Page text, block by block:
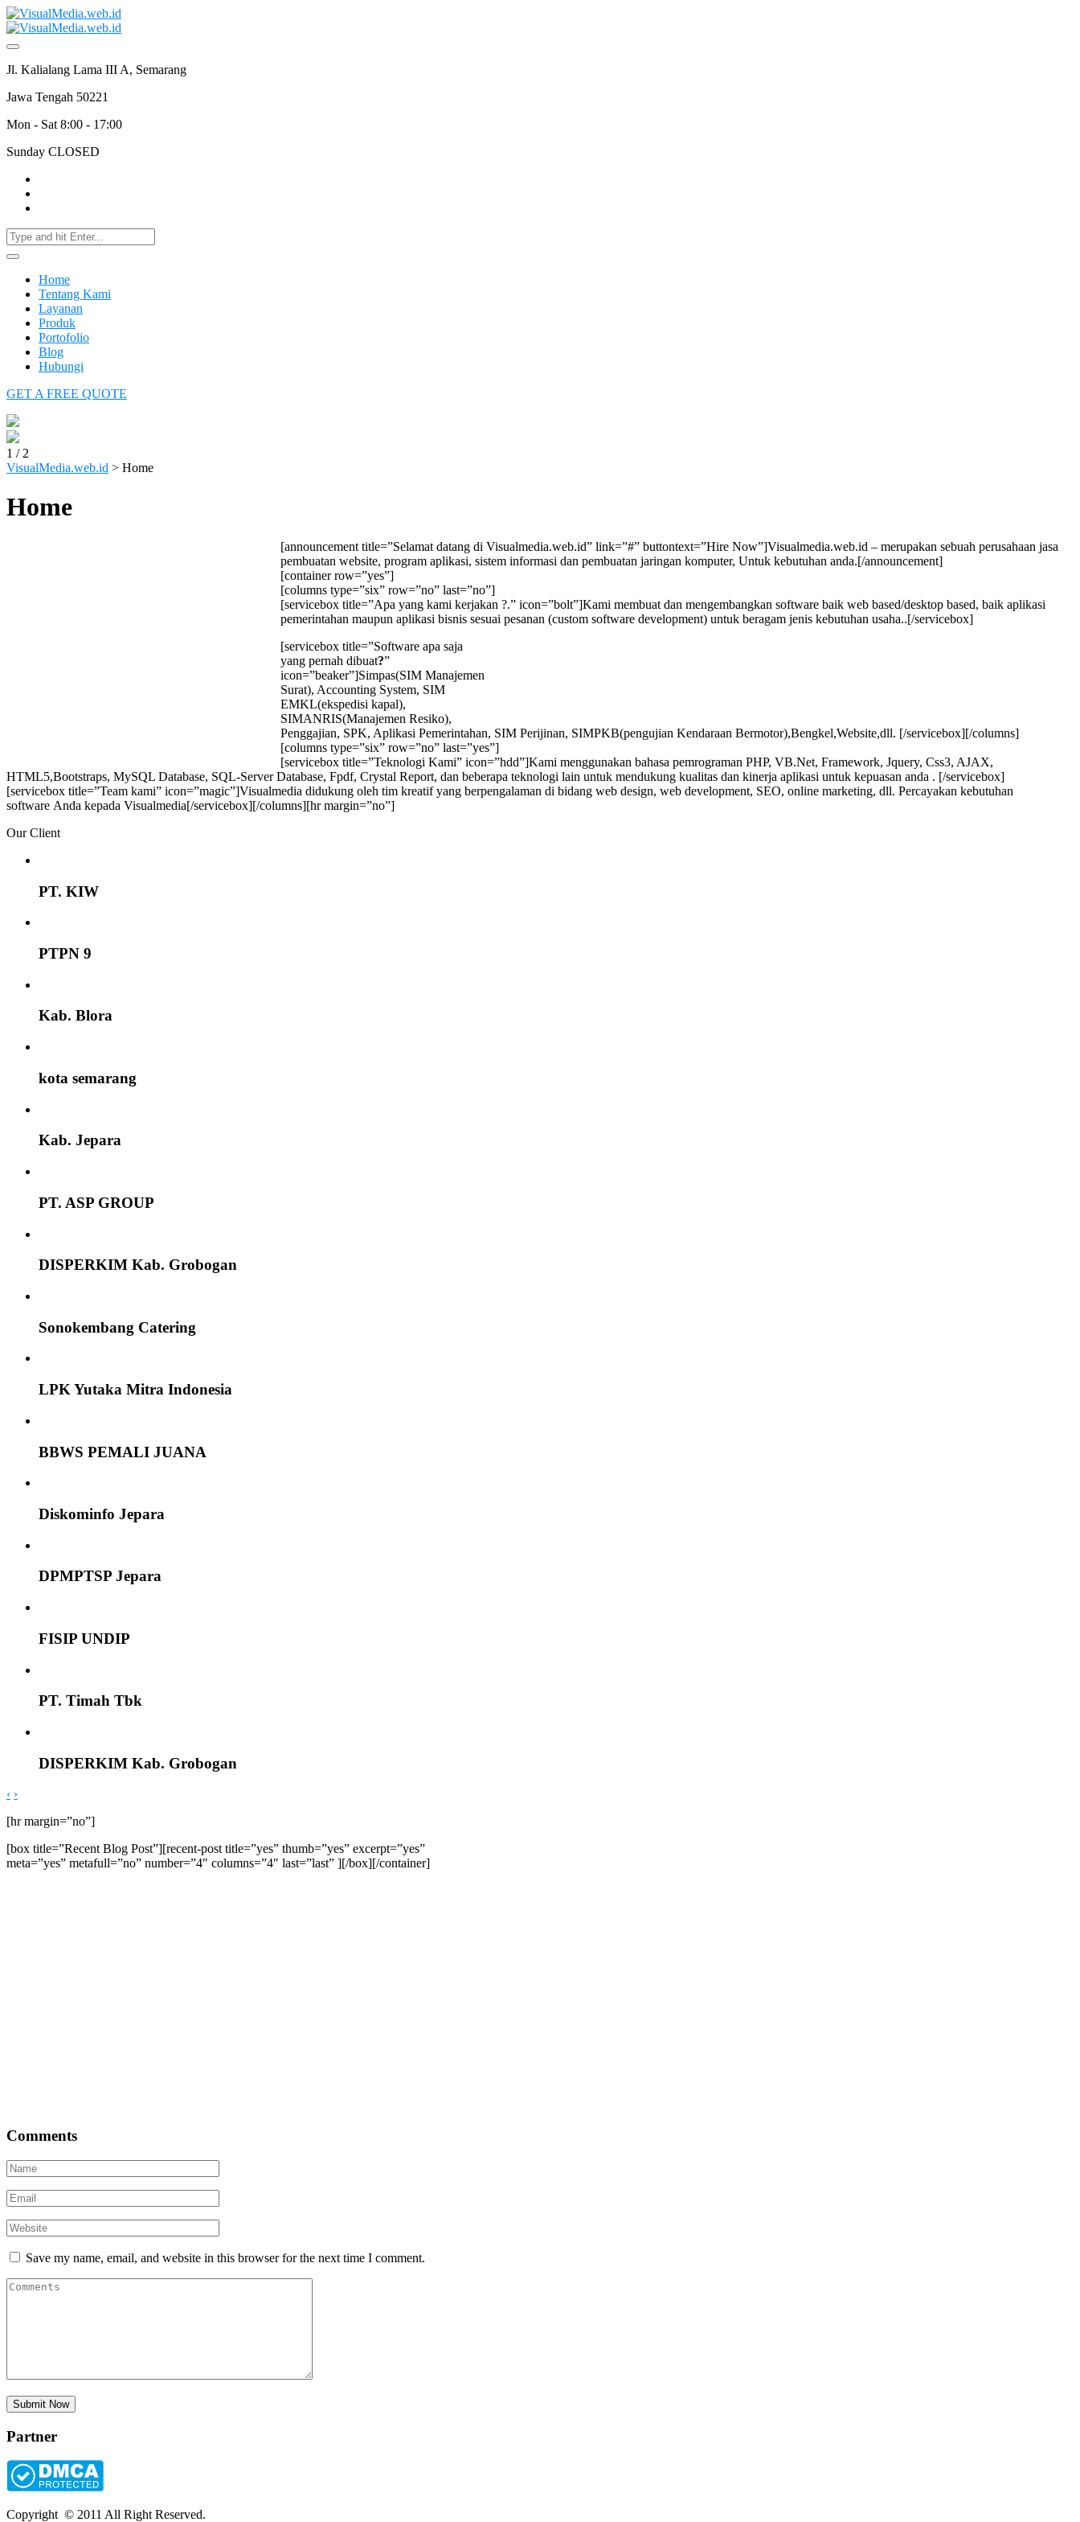
Jl. Kalialang Lama III A, Semarang
Jawa Tengah 50221
Mon - Sat 8:00 - 17:00
Sunday CLOSED
Home
Tentang Kami
Layanan
Produk
Portofolio
Blog
Hubungi
GET A FREE QUOTE
1 / 2
VisualMedia.web.id > Home
Home
[announcement title=”Selamat datang di Visualmedia.web.id” link=”#” buttontext=”Hire Now”]Visualmedia.web.id – merupakan sebuah perusahaan jasa
pembuatan website, program aplikasi, sistem informasi dan pembuatan jaringan komputer, Untuk kebutuhan anda.[/announcement]
[container row=”yes”]
[columns type=”six” row=”no” last=”no”]
[servicebox title=”Apa yang kami kerjakan ?.” icon=”bolt”]Kami membuat dan mengembangkan software baik web based/desktop based, baik aplikasi
pemerintahan maupun aplikasi bisnis sesuai pesanan (custom software development) untuk beragam jenis kebutuhan usaha..[/servicebox]
[servicebox title=”Software apa saja
yang pernah dibuat?”
icon=”beaker”]Simpas(SIM Manajemen
Surat), Accounting System, SIM
EMKL(ekspedisi kapal),
SIMANRIS(Manajemen Resiko),
Penggajian, SPK, Aplikasi Pemerintahan, SIM Perijinan, SIMPKB(pengujian Kendaraan Bermotor),Bengkel,Website,dll. [/servicebox][/columns]
[columns type=”six” row=”no” last=”yes”]
[servicebox title=”Teknologi Kami” icon=”hdd”]Kami menggunakan bahasa pemrograman PHP, VB.Net, Framework, Jquery, Css3, AJAX,
HTML5,Bootstraps, MySQL Database, SQL-Server Database, Fpdf, Crystal Report, dan beberapa teknologi lain untuk mendukung kualitas dan kinerja aplikasi untuk kepuasan anda . [/servicebox]
[servicebox title=”Team kami” icon=”magic”]Visualmedia didukung oleh tim kreatif yang berpengalaman di bidang web design, web development, SEO, online marketing, dll. Percayakan kebutuhan
software Anda kepada Visualmedia[/servicebox][/columns][hr margin=”no”]
Our Client
PT. KIW
PTPN 9
Kab. Blora
kota semarang
Kab. Jepara
PT. ASP GROUP
DISPERKIM Kab. Grobogan
Sonokembang Catering
LPK Yutaka Mitra Indonesia
BBWS PEMALI JUANA
Diskominfo Jepara
DPMPTSP Jepara
FISIP UNDIP
PT. Timah Tbk
DISPERKIM Kab. Grobogan
‹ ›
[hr margin=”no”]
[box title=”Recent Blog Post”][recent-post title=”yes” thumb=”yes” excerpt=”yes”
meta=”yes” metafull=”no” number=”4″ columns=”4″ last=”last” ][/box][/container]
Comments
Save my name, email, and website in this browser for the next time I comment.
Partner
Copyright © 2011 All Right Reserved.